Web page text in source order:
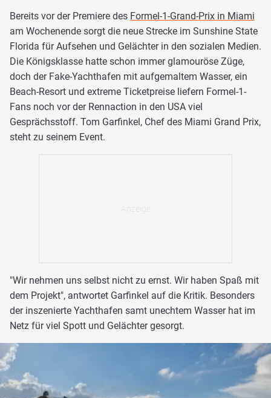
Bereits vor der Premiere des Formel-1-Grand-Prix in Miami
am Wochenende sorgt die neue Strecke im Sunshine State
Florida für Aufsehen und Gelächter in den sozialen Medien.
Die Königsklasse hatte schon immer glamouröse Züge,
doch der Fake-Yachthafen mit aufgemaltem Wasser, ein
Beach-Resort und extreme Ticketpreise liefern Formel-1-
Fans noch vor der Rennaction in den USA viel
Gesprächsstoff. Tom Garfinkel, Chef des Miami Grand Prix,
steht zu seinem Event.
"Wir nehmen uns selbst nicht zu ernst. Wir haben Spaß mit
dem Projekt", antwortet Garfinkel auf die Kritik. Besonders
der inszenierte Yachthafen samt unechtem Wasser hat im
Netz für viel Spott und Gelächter gesorgt.